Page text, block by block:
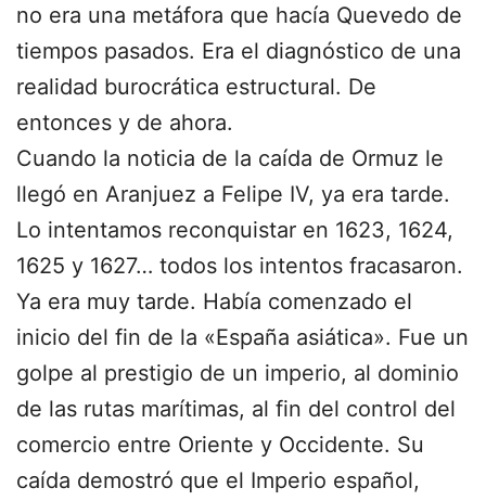
no era una metáfora que hacía Quevedo de
tiempos pasados. Era el diagnóstico de una
realidad burocrática estructural. De
entonces y de ahora.
Cuando la noticia de la caída de Ormuz le
llegó en Aranjuez a Felipe IV, ya era tarde.
Lo intentamos reconquistar en 1623, 1624,
1625 y 1627… todos los intentos fracasaron.
Ya era muy tarde. Había comenzado el
inicio del fin de la «España asiática». Fue un
golpe al prestigio de un imperio, al dominio
de las rutas marítimas, al fin del control del
comercio entre Oriente y Occidente. Su
caída demostró que el Imperio español,